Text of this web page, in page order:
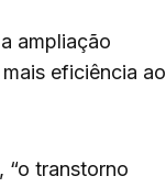
ampliação
eficiência ao
“o transtorno